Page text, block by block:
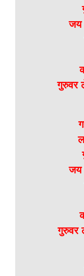
जय
गुरुवर
जय
गुरुवर